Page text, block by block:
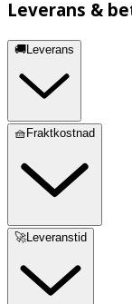
Leverans &
🚚Leverans
🧺Fraktkostnad
🚀Leveranstid